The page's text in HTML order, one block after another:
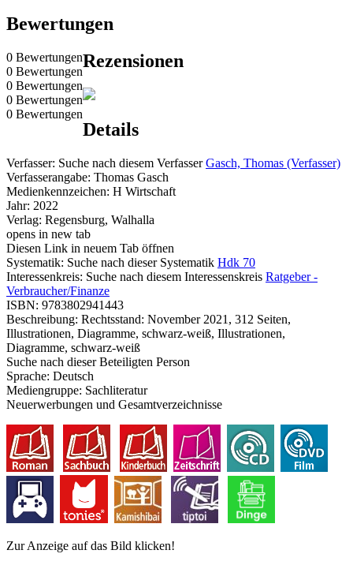
Bewertungen
0 Bewertungen
0 Bewertungen
0 Bewertungen
0 Bewertungen
0 Bewertungen
Rezensionen
Details
Verfasser: Suche nach diesem Verfasser Gasch, Thomas (Verfasser)
Verfasserangabe: Thomas Gasch
Medienkennzeichen: H Wirtschaft
Jahr: 2022
Verlag: Regensburg, Walhalla
opens in new tab
Diesen Link in neuem Tab öffnen
Systematik: Suche nach dieser Systematik Hdk 70
Interessenkreis: Suche nach diesem Interessenskreis Ratgeber -
Verbraucher/Finanze
ISBN: 9783802941443
Beschreibung: Rechtsstand: November 2021, 312 Seiten,
Illustrationen, Diagramme, schwarz-weiß, Illustrationen,
Diagramme, schwarz-weiß
Suche nach dieser Beteiligten Person
Sprache: Deutsch
Mediengruppe: Sachliteratur
Neuerwerbungen und Gesamtverzeichnisse
Zur Anzeige auf das Bild klicken!